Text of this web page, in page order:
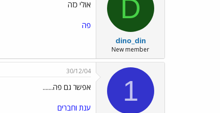
D
dino_din
New member
אולי כזה
פה
1
30/12/04
אפשר גם פה.......
ענת וחברים